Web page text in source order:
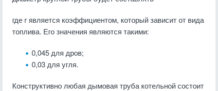
где r является коэффициентом, который зависит от вида
топлива. Его значения являются такими:
0,045 для дров;
0,03 для угля.
Конструктивно любая дымовая труба котельной состоит